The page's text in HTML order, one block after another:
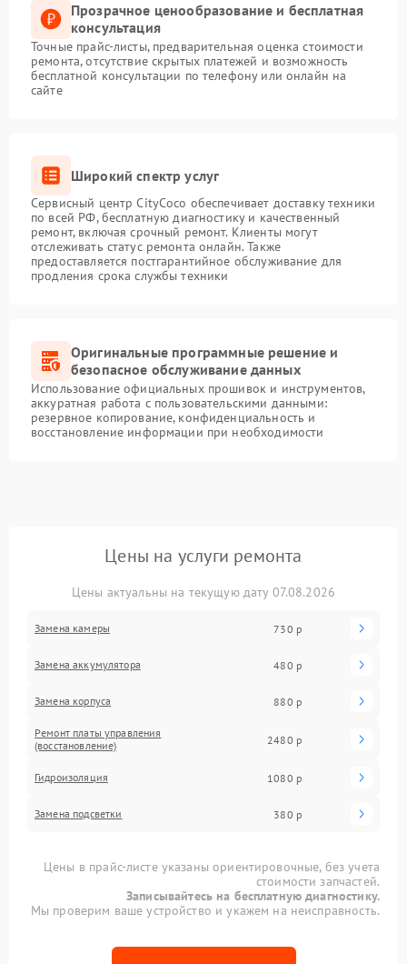
Прозрачное ценообразование и бесплатная
консультация
Точные прайс-листы, предварительная оценка стоимости
ремонта, отсутствие скрытых платежей и возможность
бесплатной консультации по телефону или онлайн на
сайте
Широкий спектр услуг
Сервисный центр CityCoco обеспечивает доставку техники
по всей РФ, бесплатную диагностику и качественный
ремонт, включая срочный ремонт. Клиенты могут
отслеживать статус ремонта онлайн. Также
предоставляется постгарантийное обслуживание для
продления срока службы техники
Оригинальные программные решение и
безопасное обслуживание данных
Использование официальных прошивок и инструментов,
аккуратная работа с пользовательскими данными:
резервное копирование, конфиденциальность и
восстановление информации при необходимости
Цены на услуги ремонта
Цены актуальны на текущую дату 07.08.2026
Замена камеры 730 р
Замена аккумулятора 480 р
Замена корпуса 880 р
Ремонт платы управления
(восстановление)
2480 р
Гидроизоляция 1080 р
Замена подсветки 380 р
Цены в прайс-листе указаны ориентировочные, без учета
стоимости запчастей.
Записывайтесь на бесплатную диагностику.
Мы проверим ваше устройство и укажем на неисправность.